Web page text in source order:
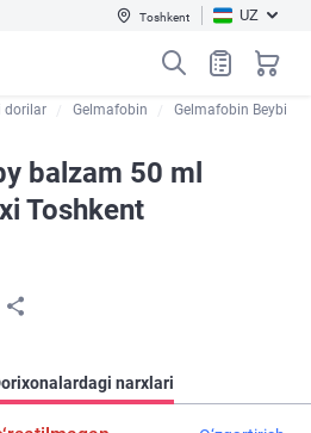
Toshkent UZ
dorilar Gelmafobin Gelmafobin Beybi
balzam 50 ml
Toshkent
narxlari